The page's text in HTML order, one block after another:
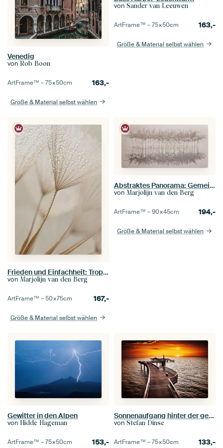
Venedig
von Rob Boon
ArtFrame™ –75×50cm 163,-
Größe & Material selbst wählen
von Sander van Leeuwen
ArtFrame™ –75×50cm 163,-
Größe & Material selbst wählen
Frieden und Einfachheit: Tropfen im Licht
von Marjolijn van den Berg
ArtFrame™ –50×75cm 167,-
Größe & Material selbst wählen
Abstraktes Panorama: Gemeinsam allein in der Leere (Minimalismus)
von Marjolijn van den Berg
ArtFrame™ –90×45cm 194,-
Größe & Material selbst wählen
Gewitter in den Alpen
von Hidde Hageman
ArtFrame™ –75×50cm 153,-
Sonnenaufgang hinter der geschwungenen Seebrücke Koserow auf der Insel Usedom in goldenem Ton getaucht
von Stefan Dinse
ArtFrame™ –75×50cm 133,-